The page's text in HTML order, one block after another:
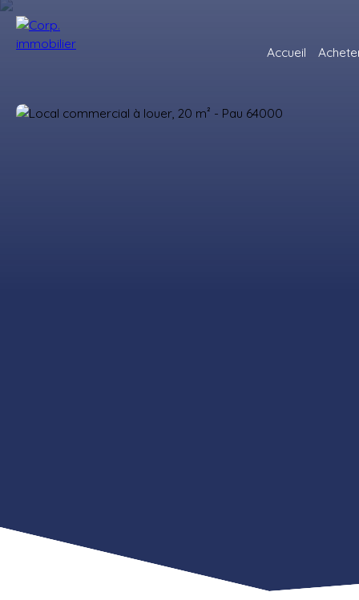
Accueil